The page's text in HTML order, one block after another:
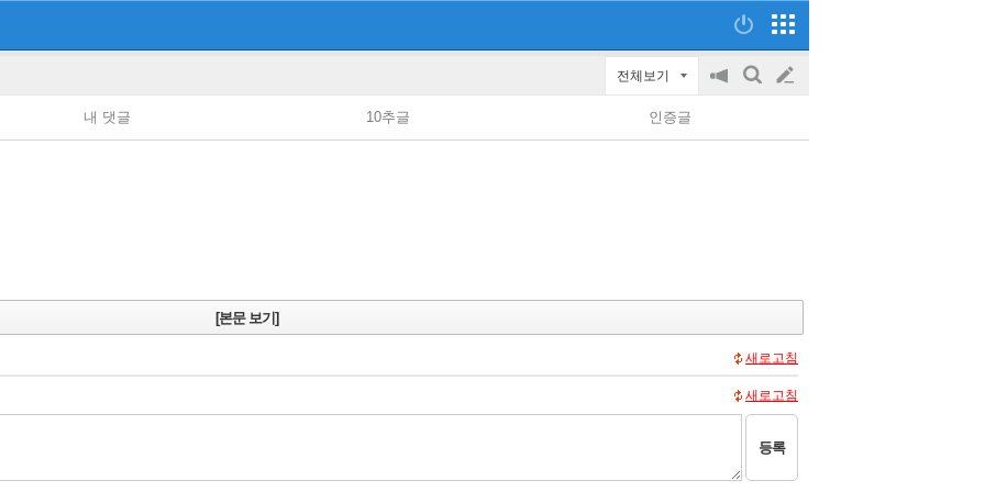
전체보기
공
on/off
검
글
쓰
내 댓글 10추글 인증글
[본문 보기]
새로고침
새로고침
등록